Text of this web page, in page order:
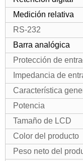
Medición relativa
RS-232
Barra analógica
Protección de
Impedancia de
Característica
Potencia
Tamaño de LCD
Color del producto
Peso neto del